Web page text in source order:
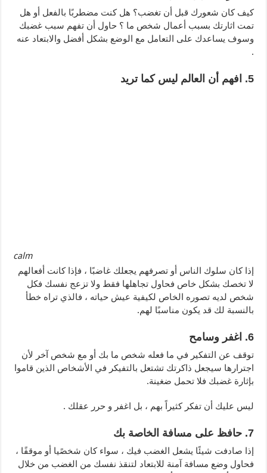
كيف كان شعورك قبل أن تغضب؟ هل كنت مضطربًا بالفعل أو هل
تمت اثارتك بسبب أعمال شخص ما ؟ حاول أن تفهم سبب غضبك
وسوف يساعدك على التعامل مع الوضع بشكل أفضل والابتعاد عنه
.
5. افهم أن العالم ليس كما تريد
calm
إذا كان سلوك الناس أو تصرفهم يجعلك غاضبًا ، فإذا كانت أفعالهم
لا تخصك بشكل خاص فحاول تجاهلها فقط ولا تزعج نفسك فكل
شخص لديه تصوره الخاص لكيفية عيش حياته ، فالذي تراه خطأ
بالنسبة لك قد يكون مناسبًا لهم.
6. اغفر وسامح
توقف عن التفكير في ما فعله شخص ما بك أو مع شخص آخر لأن
اجترارها سيجعل ذاكرتك تشتعل بالتفيكر في الأشخاص الذين قاموا
بإثارة غضبك فلا تحمل ضغينة.
ليس عليك أن تفكر كثيراً بهم ، بل اغفر و حرر عقلك .
7. حافظ على مسافة الخاصة بك
إذا صادفت شيئًا يشعل الغضب فيك ، سواء كان شخصًيا أو موقفًا ،
فحاول وضع مسافة آمنة للابتعاد لتنقذ نفسك من الغضب من خلال